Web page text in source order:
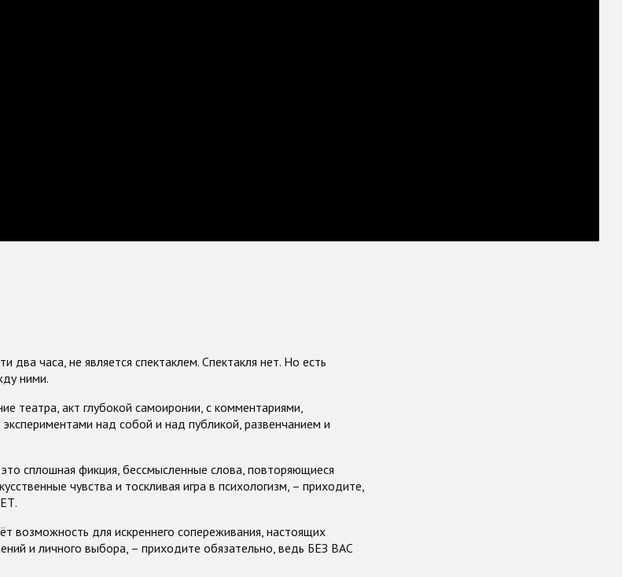
два часа, не является спектаклем. Спектакля нет. Но есть
ними.
театра, акт глубокой самоиронии, с комментариями,
над собой и над публикой, развенчанием и
сплошная фикция, бессмысленные слова, повторяющиеся
чувства и тоскливая игра в психологизм, – приходите,
возможность для искреннего сопереживания, настоящих
и личного выбора, – приходите обязательно, ведь БЕЗ ВАС